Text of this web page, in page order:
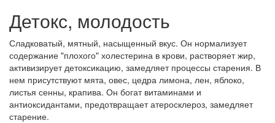
Детокс, молодость
Сладковатый, мятный, насыщенный вкус. Он нормализует
содержание "плохого" холестерина в крови, растворяет жир,
активизирует детоксикацию, замедляет процессы старения. В
нем присутствуют мята, овес, цедра лимона, лен, яблоко,
листья сенны, крапива. Он богат витаминами и
антиоксидантами, предотвращает атеросклероз, замедляет
старение.